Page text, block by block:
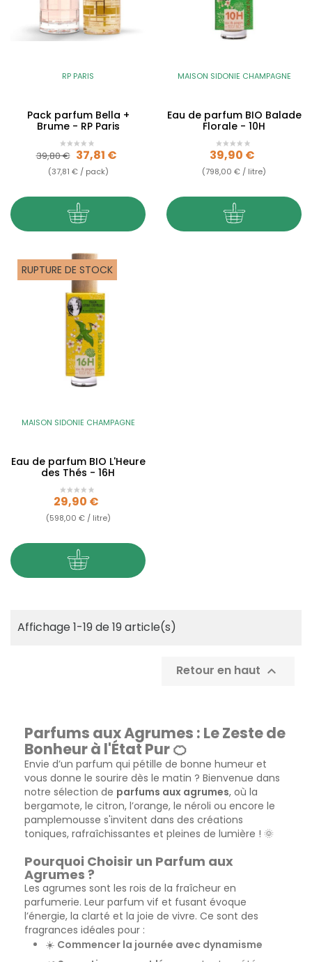
RP PARIS
Pack parfum Bella +
Brume - RP Paris
Prix de base
39,80 € Prix
37,81 €
(37,81 € / pack)
MAISON SIDONIE CHAMPAGNE
Eau de parfum BIO Balade
Florale - 10H
Prix
39,90 €
(798,00 € / litre)
RUPTURE DE STOCK
MAISON SIDONIE CHAMPAGNE
Eau de parfum BIO L'Heure
des Thés - 16H
Prix
29,90 €
(598,00 € / litre)
Affichage 1-19 de 19 article(s)
Retour en haut 
Parfums aux Agrumes : Le Zeste de
Bonheur à l'État Pur 🍊
Envie d’un parfum qui pétille de bonne humeur et
vous donne le sourire dès le matin ? Bienvenue dans
notre sélection de parfums aux agrumes, où la
bergamote, le citron, l’orange, le néroli ou encore le
pamplemousse s'invitent dans des créations
toniques, rafraîchissantes et pleines de lumière ! 🌞
Pourquoi Choisir un Parfum aux
Agrumes ?
Les agrumes sont les rois de la fraîcheur en
parfumerie. Leur parfum vif et fusant évoque
l’énergie, la clarté et la joie de vivre. Ce sont des
fragrances idéales pour :
☀️ Commencer la journée avec dynamisme